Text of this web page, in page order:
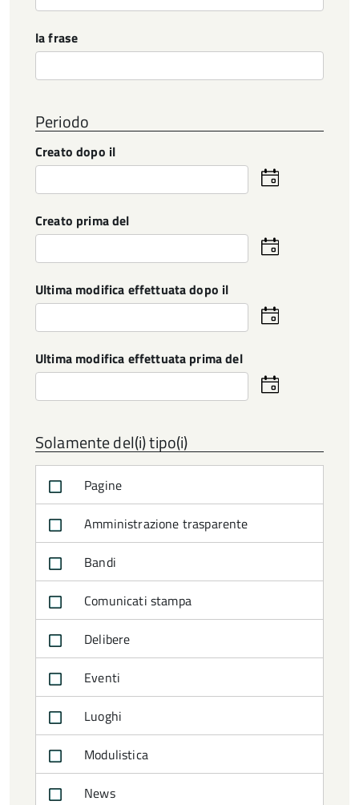
la frase
Periodo
Creato dopo il
Seleziona
la
Creato prima del
Seleziona
la
Ultima modifica effettuata dopo il
Seleziona
la
Ultima modifica effettuata prima del
Seleziona
la
Solamente del(i) tipo(i)
Pagine
Amministrazione trasparente
Bandi
Comunicati stampa
Delibere
Eventi
Luoghi
Modulistica
News